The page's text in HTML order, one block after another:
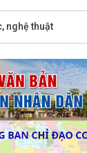
nghệ thuật